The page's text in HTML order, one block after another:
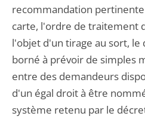
recommandation
carte, l'ordre de traitement
l'objet d'un tirage au sort,
borné à prévoir de simples
entre des demandeurs
d'un égal droit à être
système retenu par le